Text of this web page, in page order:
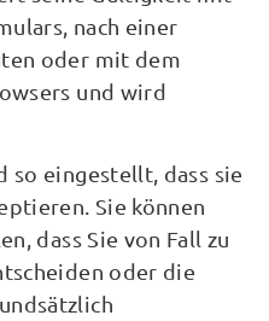
nach einer
oder mit dem
und wird
so eingestellt, dass sie
Sie können
dass Sie von Fall zu
oder die